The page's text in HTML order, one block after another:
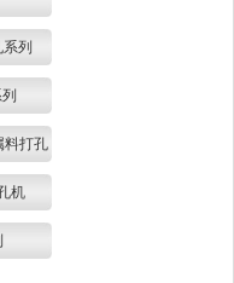
列
料打孔
机